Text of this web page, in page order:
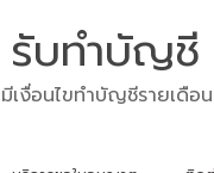
บทำบัญชี
เงื่อนไขทำบัญชีรายเดื